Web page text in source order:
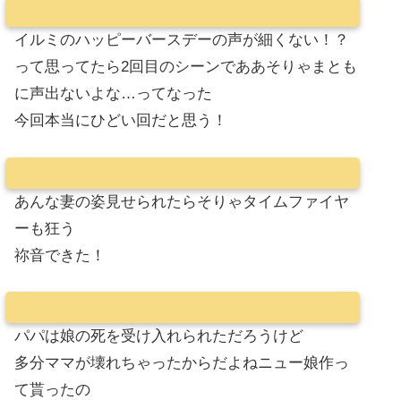
イルミのハッピーバースデーの声が細くない！？
って思ってたら2回目のシーンでああそりゃまとも
に声出ないよな…ってなった
今回本当にひどい回だと思う！
あんな妻の姿見せられたらそりゃタイムファイヤ
ーも狂う
祢音できた！
パパは娘の死を受け入れられただろうけど
多分ママが壊れちゃったからだよねニュー娘作っ
て貰ったの